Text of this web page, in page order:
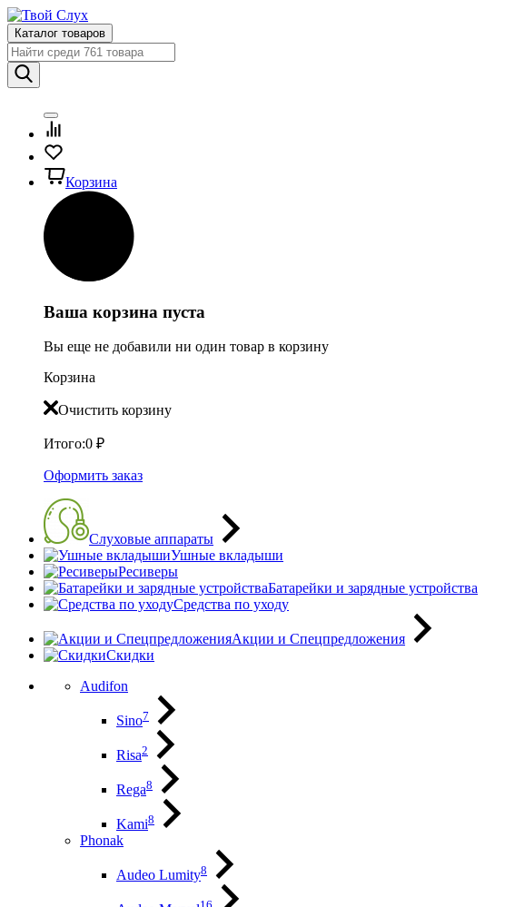
Каталог товаров
Корзина
Ваша корзина пуста
Вы еще не добавили ни один товар в корзину
Корзина
Очистить корзину
Итого:0 ₽
Оформить заказ
Слуховые аппараты
Ушные вкладыши
Ресиверы
Батарейки и зарядные устройства
Средства по уходу
Акции и Спецпредложения
Скидки
Audifon
Sino7
Risa2
Rega8
Kami8
Phonak
Audeo Lumity8